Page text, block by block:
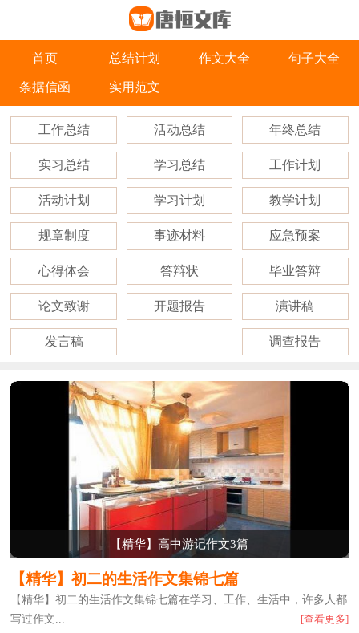
首页 总结计划 作文大全 句子大全
条据信函 实用范文
工作总结 活动总结 年终总结
实习总结 学习总结 工作计划
活动计划 学习计划 教学计划
规章制度 事迹材料 应急预案
心得体会 答辩状 毕业答辩
论文致谢 开题报告 演讲稿
发言稿 调查报告
【精华】高中游记作文3篇
【精华】初二的生活作文集锦七篇
【精华】初二的生活作文集锦七篇在学习、工作、生活中，许多人都
写过作文...
[查看更多]